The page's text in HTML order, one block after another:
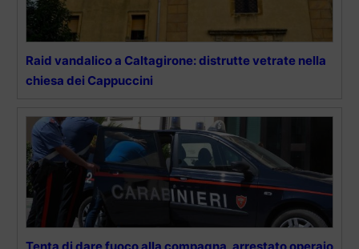
Raid vandalico a Caltagirone: distrutte vetrate nella
chiesa dei Cappuccini